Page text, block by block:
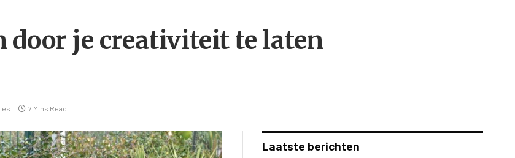
door je creativiteit te laten
7 Mins Read
Laatste berichten